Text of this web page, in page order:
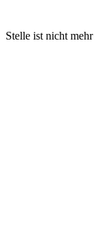
Stelle ist nicht